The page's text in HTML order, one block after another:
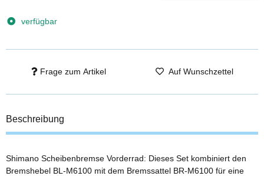
verfügbar
Frage zum Artikel Auf Wunschzettel
Beschreibung
Shimano Scheibenbremse Vorderrad: Dieses Set kombiniert den
Bremshebel BL-M6100 mit dem Bremssattel BR-M6100 für eine